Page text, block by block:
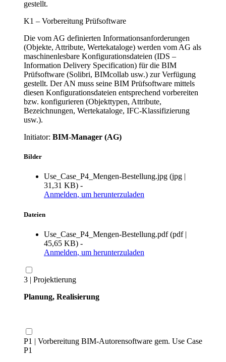
gestellt.
K1 – Vorbereitung Prüfsoftware
Die vom AG definierten Informationsanforderungen
(Objekte, Attribute, Wertekataloge) werden vom AG als
maschinenlesbare Konfigurationsdateien (IDS –
Information Delivery Specification) für die BIM
Prüfsoftware (Solibri, BIMcollab usw.) zur Verfügung
gestellt. Der AN muss seine BIM Prüfsoftware mittels
diesen Konfigurationsdateien entsprechend vorbereiten
bzw. konfigurieren (Objekttypen, Attribute,
Bezeichnungen, Wertekataloge, IFC-Klassifizierung
usw.).
Initiator: BIM-Manager (AG)
Bilder
Use_Case_P4_Mengen-Bestellung.jpg (jpg |
31,31 KB) -
Anmelden, um herunterzuladen
Dateien
Use_Case_P4_Mengen-Bestellung.pdf (pdf|
45,65 KB) -
Anmelden, um herunterzuladen
3 | Projektierung
Planung, Realisierung
P1 | Vorbereitung BIM-Autorensoftware gem. Use Case
P1